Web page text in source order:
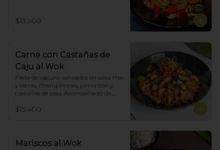
$13.900
Carne con Castañas de
Caju al Wok
Filete de vacuno salteados en salsa thai
y ostras, champiñones, pimentón y
castañas de cajú. Acompañado de
$15.400
Mariscos al Wok